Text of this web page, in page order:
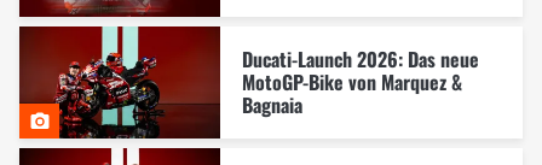
Ducati-Launch 2026: Das neue
MotoGP-Bike von Marquez &
Bagnaia